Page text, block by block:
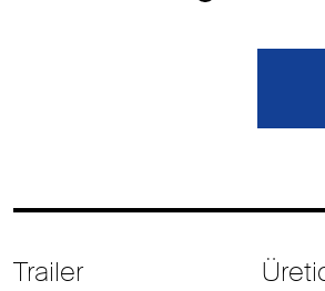
Trailer